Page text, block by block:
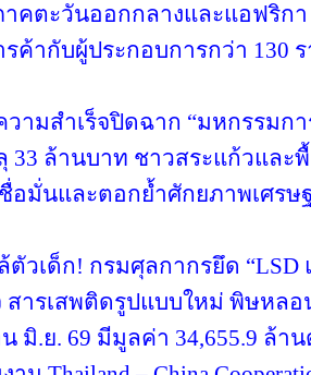
คตะวันออกกลางและแอฟริกา
รค้ากับผู้ประกอบการกว่า 130
ามสำเร็จปิดฉาก “มหกรรมก
33 ล้านบาท ชาวสระแก้วและ
อมั่นและตอกย้ำศักยภาพเศร
ตัวเด็ก! กรมศุลกากรยึด
สารเสพติดรูปแบบใหม่ พิษหล
มิ.ย. 69 มีมูลค่า 34,655.9 ล้า